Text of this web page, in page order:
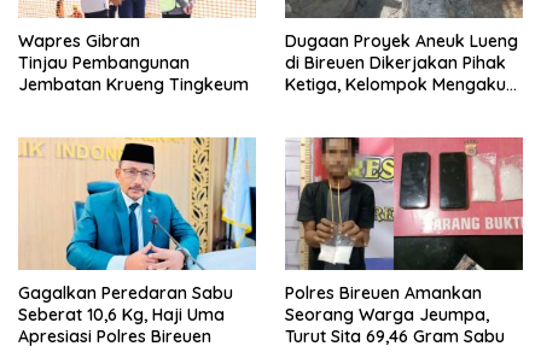
Wapres Gibran
Tinjau Pembangunan
Jembatan Krueng Tingkeum
Dugaan Proyek Aneuk Lueng
di Bireuen Dikerjakan Pihak
Ketiga, Kelompok Mengaku
Gagalkan Peredaran Sabu
Seberat 10,6 Kg, Haji Uma
Apresiasi Polres Bireuen
Polres Bireuen Amankan
Seorang Warga Jeumpa,
Turut Sita 69,46 Gram Sabu